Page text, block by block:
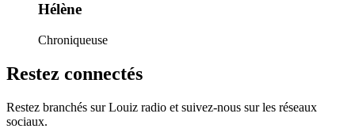
Hélène
Chroniqueuse
Restez connectés
Restez branchés sur Louiz radio et suivez-nous sur les réseaux
sociaux.